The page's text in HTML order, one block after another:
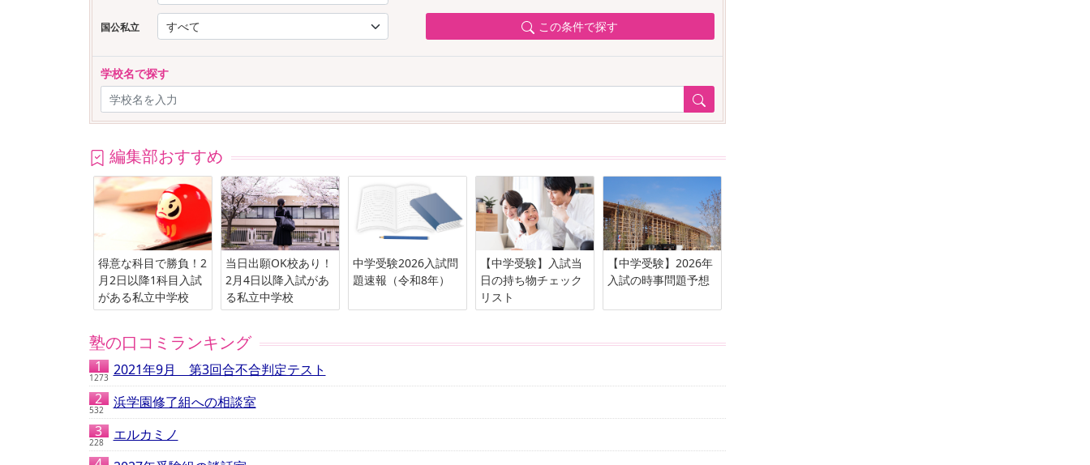
国公私立 この条件で探す
学校名で探す
編集部おすすめ
得意な科目で勝負！2
月2日以降1科目入試
がある私立中学校
当日出願OK校あり！
2月4日以降入試があ
る私立中学校
中学受験2026入試問
題速報（令和8年）
【中学受験】入試当
日の持ち物チェック
リスト
【中学受験】2026年
入試の時事問題予想
塾の口コミランキング
1273 2021年9月 第3回合不合判定テスト
532 浜学園修了組への相談室
228 エルカミノ